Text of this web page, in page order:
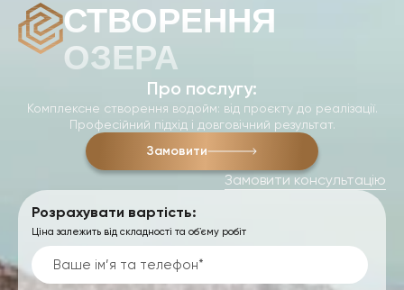
СТВОРЕННЯ
ОЗЕРА
Про послугу:
Комплексне створення водойм: від проєкту до реалізації.
Професійний підхід і довговічний результат.
Замовити
Замовити консультацію
Розрахувати вартість:
Ціна залежить від складності та обʼєму робіт